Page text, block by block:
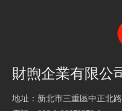
財煦企業有限公
地址：新北市三重區中正北